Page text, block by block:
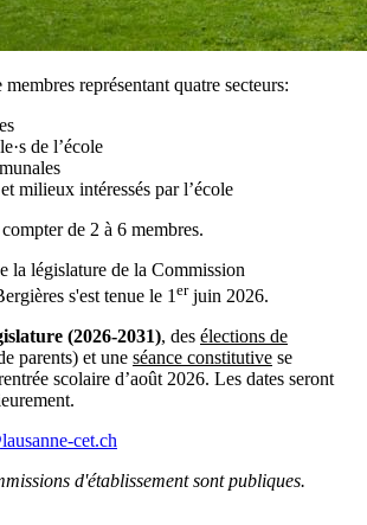
représentant quatre secteurs:
de l’école
milieux intéressés par l’école
de 2 à 6 membres.
la législature de la Commission
s'est tenue le 1erjuin 2026.
(2026-2031), des élections de
parents) et une séance constitutive se
scolaire d’août 2026. Les dates seront
cet.ch
d'établissement sont publiques.